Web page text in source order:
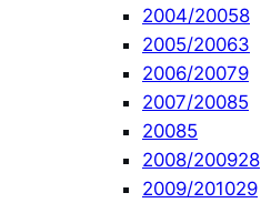
2004/20058
2005/20063
2006/20079
2007/20085
20085
2008/200928
2009/201029